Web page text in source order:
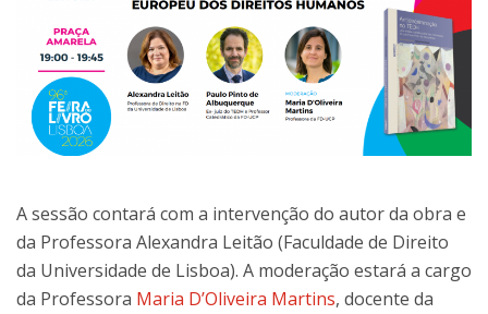
A sessão contará com a intervenção do autor da obra e
da Professora Alexandra Leitão (Faculdade de Direito
da Universidade de Lisboa). A moderação estará a cargo
da Professora Maria D’Oliveira Martins, docente da